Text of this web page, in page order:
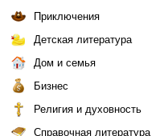
Приключения
Детская литература
Дом и семья
Бизнес
Религия и духовность
Справочная литература